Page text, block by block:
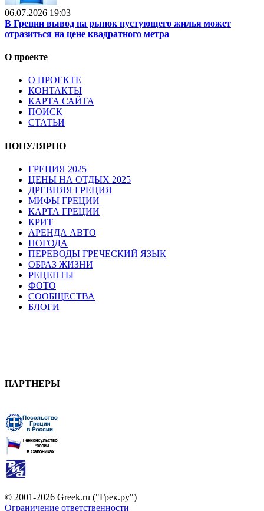
06.07.2026 19:03
В Греции вывод на рынок пустующего жилья может
отразиться на цене квадратного метра
О проекте
О ПРОЕКТЕ
КОНТАКТЫ
КАРТА САЙТА
ПОИСК
СТАТЬИ
ПОПУЛЯРНО
ГРЕЦИЯ 2025
ЦЕНЫ НА ОТДЫХ 2025
ДРЕВНЯЯ ГРЕЦИЯ
МИФЫ ГРЕЦИИ
КАРТА ГРЕЦИИ
КРИТ
АРЕНДА АВТО
ПОГОДА
ПЕРЕВОДЫ ГРЕЧЕСКИЙ ЯЗЫК
ОБРАЗ ЖИЗНИ
РЕЦЕПТЫ
ФОТО
СООБЩЕСТВА
БЛОГИ
ПАРТНЕРЫ
© 2001-2026 Greek.ru ("Грек.ру")
Ограничение ответственности